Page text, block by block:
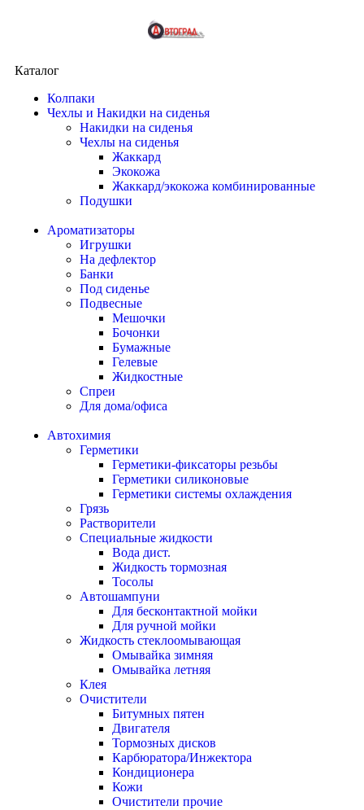
Каталог
Колпаки
Чехлы и Накидки на сиденья
Накидки на сиденья
Чехлы на сиденья
Жаккард
Экокожа
Жаккард/экокожа комбинированные
Подушки
Ароматизаторы
Игрушки
На дефлектор
Банки
Под сиденье
Подвесные
Мешочки
Бочонки
Бумажные
Гелевые
Жидкостные
Спреи
Для дома/офиса
Автохимия
Герметики
Герметики-фиксаторы резьбы
Герметики силиконовые
Герметики системы охлаждения
Грязь
Растворители
Специальные жидкости
Вода дист.
Жидкость тормозная
Тосолы
Автошампуни
Для бесконтактной мойки
Для ручной мойки
Жидкость стеклоомывающая
Омывайка зимняя
Омывайка летняя
Клея
Очистители
Битумных пятен
Двигателя
Тормозных дисков
Карбюратора/Инжектора
Кондиционера
Кожи
Очистители прочие